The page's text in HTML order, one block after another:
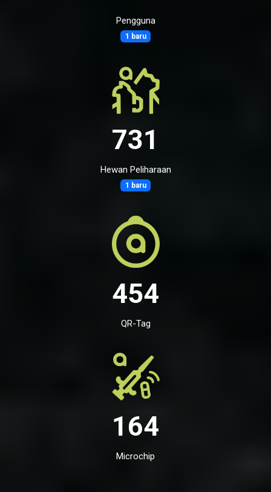
Pengguna
1 baru
731
Hewan Peliharaan
1 baru
454
QR-Tag
164
Microchip